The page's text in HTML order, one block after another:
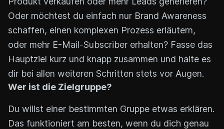
Oder möchtest du einfach nur Brand Awareness
schaffen, einen komplexen Prozess erläutern,
oder mehr E-Mail-Subscriber erhalten? Fasse das
Hauptziel kurz und knapp zusammen und halte es
dir bei allen weiteren Schritten stets vor Augen.
Wer ist die Zielgruppe?
Du willst einer bestimmten Gruppe etwas erklären.
Das funktioniert am besten, wenn du dich genau